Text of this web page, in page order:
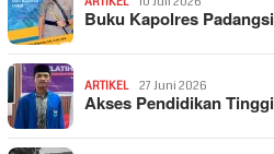
Buku Kapolres
ARTIKEL 27 Juni 2026
Akses Pendidikan